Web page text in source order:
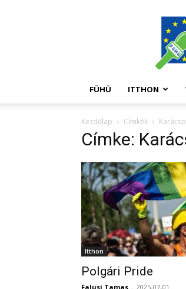
FÜHÜ ITTHON
Kezdőlap Címkék
Címke:
Itthon
Polgári Pride
Falusi Tamas - 2025-07-01